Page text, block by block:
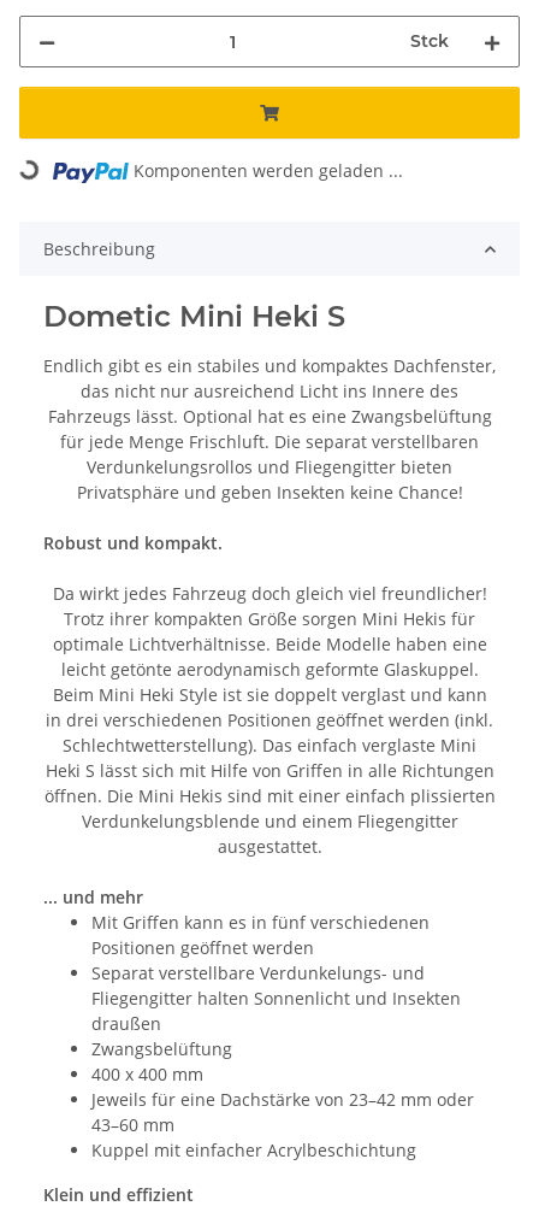
Stck
Loading... Komponenten werden geladen ...
Beschreibung
Dometic Mini Heki S
Endlich gibt es ein stabiles und kompaktes Dachfenster,
das nicht nur ausreichend Licht ins Innere des
Fahrzeugs lässt. Optional hat es eine Zwangsbelüftung
für jede Menge Frischluft. Die separat verstellbaren
Verdunkelungsrollos und Fliegengitter bieten
Privatsphäre und geben Insekten keine Chance!
Robust und kompakt.
Da wirkt jedes Fahrzeug doch gleich viel freundlicher!
Trotz ihrer kompakten Größe sorgen Mini Hekis für
optimale Lichtverhältnisse. Beide Modelle haben eine
leicht getönte aerodynamisch geformte Glaskuppel.
Beim Mini Heki Style ist sie doppelt verglast und kann
in drei verschiedenen Positionen geöffnet werden (inkl.
Schlechtwetterstellung). Das einfach verglaste Mini
Heki S lässt sich mit Hilfe von Griffen in alle Richtungen
öffnen. Die Mini Hekis sind mit einer einfach plissierten
Verdunkelungsblende und einem Fliegengitter
ausgestattet.
... und mehr
Mit Griffen kann es in fünf verschiedenen
Positionen geöffnet werden
Separat verstellbare Verdunkelungs- und
Fliegengitter halten Sonnenlicht und Insekten
draußen
Zwangsbelüftung
400 x 400 mm
Jeweils für eine Dachstärke von 23–42 mm oder
43–60 mm
Kuppel mit einfacher Acrylbeschichtung
Klein und effizient